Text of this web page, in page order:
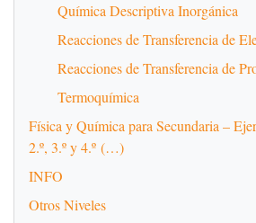
Química Descriptiva Inorgánica
Reacciones de Transferencia de
Reacciones de Transferencia de
Termoquímica
Física y Química para Secundaria –
2.º, 3.º y 4.º (…)
INFO
Otros Niveles